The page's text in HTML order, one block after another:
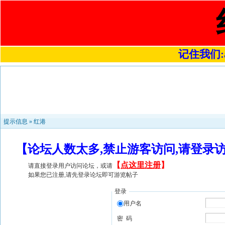
记住我们
提示信息 » 红港
【论坛人数太多,禁止游客访问,请登
请直接登录用户访问论坛，或请 【 点这里注册】
如果您已注册,请先登录论坛即可游览帖子
登录
用户名
密 码